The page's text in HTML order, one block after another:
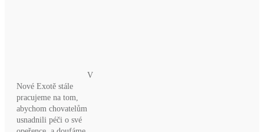
V
Nové Exotě stále
pracujeme na tom,
abychom chovatelům
usnadnili péči o své